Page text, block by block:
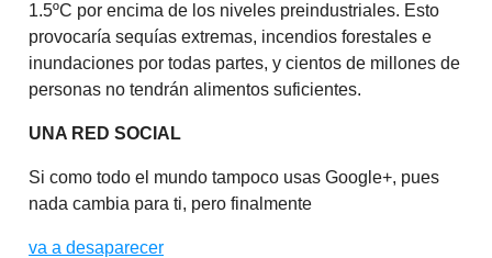
1.5ºC por encima de los niveles preindustriales. Esto
provocaría sequías extremas, incendios forestales e
inundaciones por todas partes, y cientos de millones de
personas no tendrán alimentos suficientes.
UNA RED SOCIAL
Si como todo el mundo tampoco usas Google+, pues
nada cambia para ti, pero finalmente
va a desaparecer